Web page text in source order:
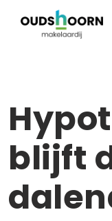
blijft